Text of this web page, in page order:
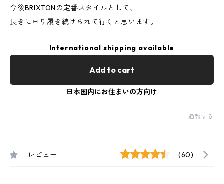
今後BRIXTONの定番スタイルとして、
長きに亘り履き続けられて行くと思います。
International shipping available
Add to cart
日本国内にお住まいの方向け
通報する
レビュー (60)